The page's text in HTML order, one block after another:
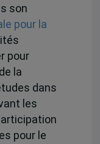
son
pour la
pour
la
dans
les
pour le